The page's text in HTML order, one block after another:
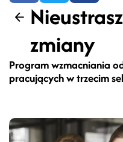
Wstecz
zmiany
Program wzmacniania
pracujących w trzecim